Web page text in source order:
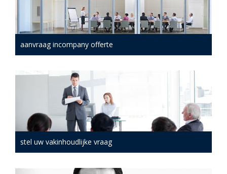
aanvraag incompany offerte
stel uw vakinhoudlijke vraag